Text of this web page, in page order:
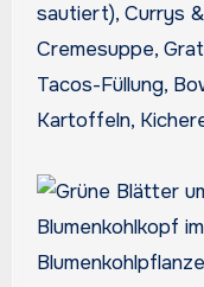
sautiert), Currys
Cremesuppe,
Tacos-Füllung,
Kartoffeln,